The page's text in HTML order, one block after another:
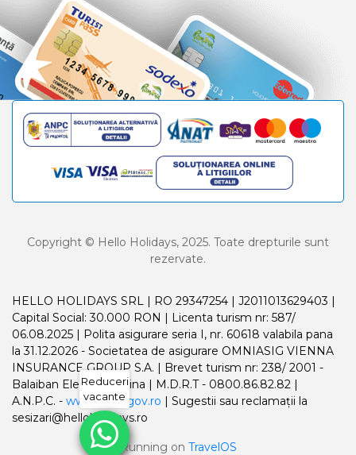
Copyright © Hello Holidays, 2025. Toate drepturile sunt
rezervate.
HELLO HOLIDAYS SRL | RO 29347254 | J2011013629403 |
Capital Social: 30.000 RON | Licenta turism nr: 587/
06.08.2025 | Polita asigurare seria I, nr. 60618 valabila pana
la 31.12.2026 - Societatea de asigurare OMNIASIG VIENNA
INSURANCE GROUP S.A. | Brevet turism nr: 238/ 2001 -
Balaiban Elena Madalina | M.D.R.T - 0800.86.82.82 |
A.N.P.C. - www.anpc.gov.ro | Sugestii sau reclamații la
sesizari@helloholidays.ro
Running on TravelOS
Reduceri
vacante